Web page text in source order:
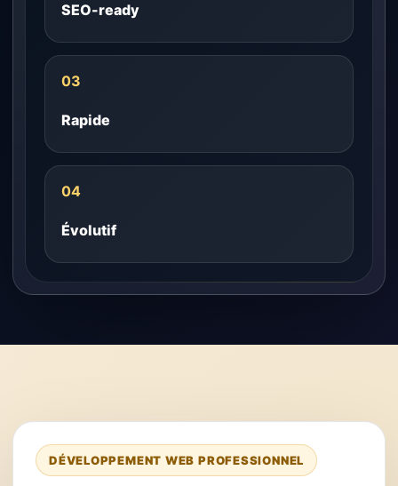
SEO-ready
03
Rapide
04
Évolutif
DÉVELOPPEMENT WEB PROFESSIONNEL